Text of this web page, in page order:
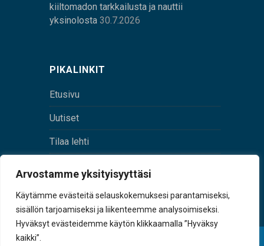
Arvostamme yksityisyyttäsi
Käytämme evästeitä selauskokemuksesi parantamiseksi,
sisällön tarjoamiseksi ja liikenteemme analysoimiseksi.
Hyväksyt evästeidemme käytön klikkaamalla ”Hyväksy
kaikki”.
kiiltomadon tarkkailusta ja nauttii
yksinolosta 30.7.2026
PIKALINKIT
Etusivu
Uutiset
Tilaa lehti